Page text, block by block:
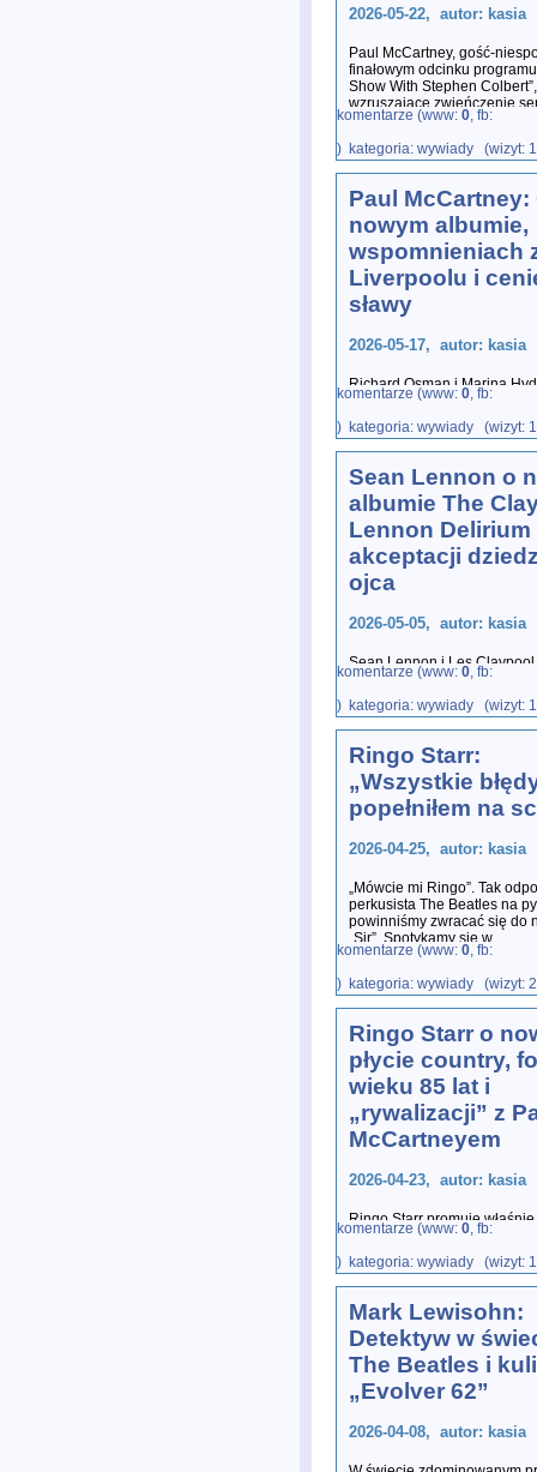
2026-05-22, autor: kasia
Paul McCartney, gość-
finałowym odcinku
Show With Stephen
wzruszające zwieńczenie
komentarze (www: 0, fb:
) kategoria: wywiady (wizyt:
Paul McCartney:
nowym albumie,
wspomnieniach
Liverpoolu i
sławy
2026-05-17, autor: kasia
Richard Osman i Marina
Entertainment, goszczą
wszech czasów – P
komentarze (www: 0, fb:
) kategoria: wywiady (wizyt:
Sean Lennon o
albumie The
Lennon Delirium
akceptacji
ojca
2026-05-05, autor: kasia
Sean Lennon i Les
Claypool Lennon Delirium,
Golden Eg
komentarze (www: 0, fb:
) kategoria: wywiady (wizyt:
Ringo Starr:
„Wszystkie
popełniłem na
2026-04-25, autor: kasia
„Mówcie mi Ringo”. Tak
perkusista The Beatles na
powinniśmy zwracać się do
„Sir”. Spotykamy się w...
komentarze (www: 0, fb:
) kategoria: wywiady (wizyt:
Ringo Starr o
płycie country,
wieku 85 lat i
„rywalizacji” z
McCartneyem
2026-04-23, autor: kasia
Ringo Starr promuje
Road” oraz ogłasza serię
komentarze (www: 0, fb:
) kategoria: wywiady (wizyt:
Mark Lewisohn:
Detektyw w
The Beatles i
„Evolver 62”
2026-04-08, autor: kasia